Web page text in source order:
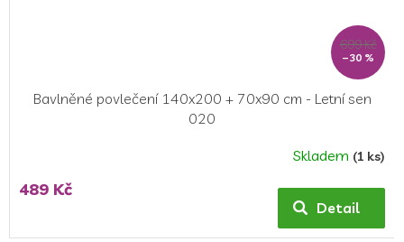
699 Kč
–30 %
Bavlněné povlečení 140x200 + 70x90 cm - Letní sen
020
Skladem (1 ks)
489 Kč
Detail